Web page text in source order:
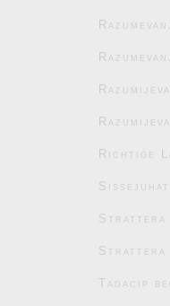
Richtige
Strattera
Strattera
Tadacip